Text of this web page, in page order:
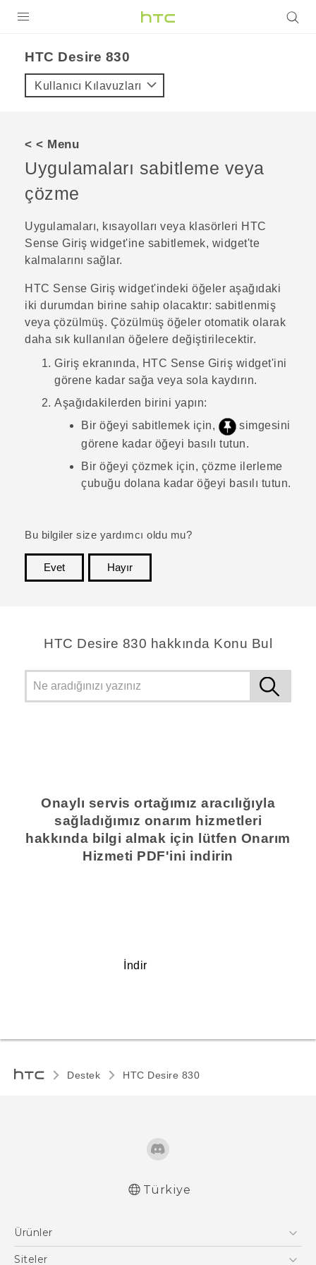
VIVE
VIVERSE
DESTEK
HTC Desire 830‎
Kullanıcı Kılavuzları
< < Menu
Uygulamaları sabitleme veya
çözme
Uygulamaları, kısayolları veya klasörleri HTC
Sense Giriş widget'ine sabitlemek, widget'te
kalmalarını sağlar.
HTC Sense Giriş widget'indeki öğeler aşağıdaki
iki durumdan birine sahip olacaktır: sabitlenmiş
veya çözülmüş. Çözülmüş öğeler otomatik olarak
daha sık kullanılan öğelere değiştirilecektir.
Giriş ekranında, HTC Sense Giriş widget'ini
görene kadar sağa veya sola kaydırın.
Aşağıdakilerden birini yapın:
Bir öğeyi sabitlemek için,
simgesini
görene kadar öğeyi basılı tutun.
Bir öğeyi çözmek için, çözme ilerleme
çubuğu dolana kadar öğeyi basılı tutun.
Bu bilgiler size yardımcı oldu mu?
Evet
Hayır
HTC Desire 830 hakkında Konu Bul
Onaylı servis ortağımız aracılığıyla
sağladığımız onarım hizmetleri
hakkında bilgi almak için lütfen Onarım
Hizmeti PDF'ini indirin
İndir
Destek HTC Desire 830‎
Türkiye
Ürünler
Akıllı Telefonlar
Siteler